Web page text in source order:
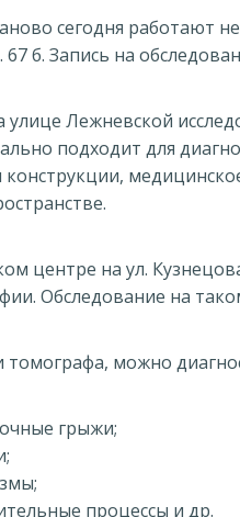
сегодня работают
67 б. Запись на
улице Лежневской
подходит для
конструкции,
центре на ул.
Обследование на
можно
грыжи;
процессы и др.